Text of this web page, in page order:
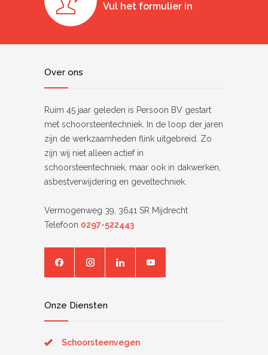
Vul het formulier in
Over ons
Ruim 45 jaar geleden is Persoon BV gestart
met schoorsteentechniek. In de loop der jaren
zijn de werkzaamheden flink uitgebreid. Zo
zijn wij niet alleen actief in
schoorsteentechniek, maar ook in dakwerken,
asbestverwijdering en geveltechniek.
Vermogenweg 39, 3641 SR Mijdrecht
Telefoon 0297-522443
Onze Diensten
Schoorsteenvegen